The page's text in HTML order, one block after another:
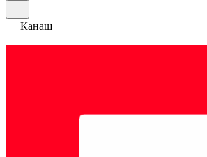
Канаш